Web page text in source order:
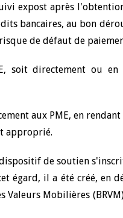
expost après
bancaires, au bon
de défaut de
soit directement ou en
aux PME, en
approprié.
de soutien
égard, il a été créé, en
Valeurs Mobilières